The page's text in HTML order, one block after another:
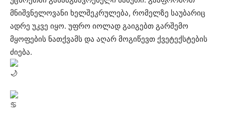
მნიშვნელოვანი ხელშეკრულება, რომელზე საუბარიც
ადრე უკვე იყო. უფრო იოლად გაიგებთ გარშემო
მყოფების ნათქვამს და აღარ მოგიწევთ ქვეტექსტების
ძიება.